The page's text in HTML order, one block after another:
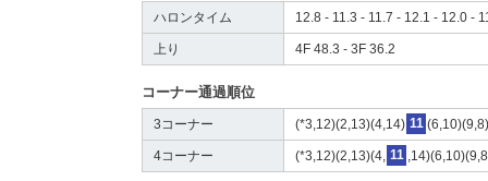
ハロンタイム 12.8 - 11.3 - 11.7 - 12.1 - 12.0 -
上り 4F 48.3 - 3F 36.2
コーナー通過順位
3コーナー (*3,12)(2,13)(4,14) 11
4コーナー (*3,12)(2,13)(4, 11